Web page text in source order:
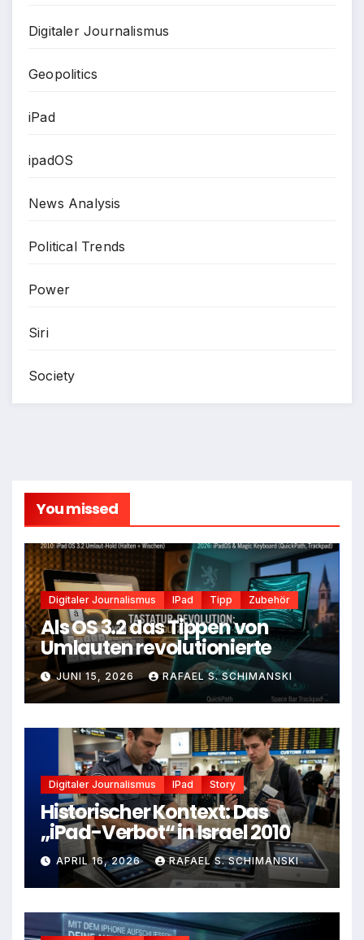
Digitaler Journalismus
Geopolitics
iPad
ipadOS
News Analysis
Political Trends
Power
Siri
Society
You missed
Digitaler Journalismus IPad Tipp Zubehör
Als OS 3.2 das Tippen von
Umlauten revolutionierte
JUNI 15, 2026 RAFAEL S. SCHIMANSKI
Digitaler Journalismus IPad Story
Historischer Kontext: Das
„iPad-Verbot“ in Israel 2010
APRIL 16, 2026 RAFAEL S. SCHIMANSKI